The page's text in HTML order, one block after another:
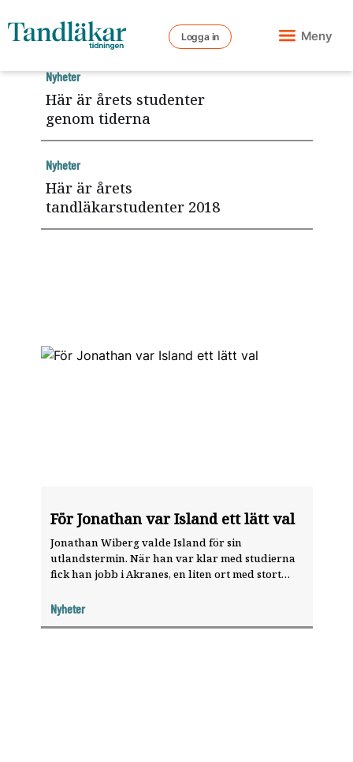
Logga in Meny
För Jonathan var Island ett lätt val
Jonathan Wiberg valde Island för sin
utlandstermin. När han var klar med studierna
fick han jobb i Akranes, en liten ort med stort
och lärde mig jättemycket”, säger han.
Nyheter
Här är årets studenter
genom tiderna
Nyheter
Här är årets
tandläkarstudenter 2018
Nyheter